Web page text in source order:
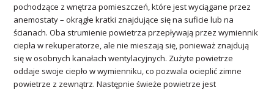
pochodzące z wnętrza pomieszczeń, które jest wyciągane przez
anemostaty – okrągłe kratki znajdujące się na suficie lub na
ścianach. Oba strumienie powietrza przepływają przez wymiennik
ciepła w rekuperatorze, ale nie mieszają się, ponieważ znajdują
się w osobnych kanałach wentylacyjnych. Zużyte powietrze
oddaje swoje ciepło w wymienniku, co pozwala ocieplić zimne
powietrze z zewnątrz. Następnie świeże powietrze jest